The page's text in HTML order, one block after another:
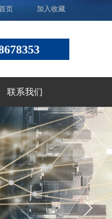
页 加入收藏
联系我们